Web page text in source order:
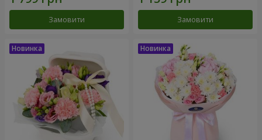
Замовити Замовити